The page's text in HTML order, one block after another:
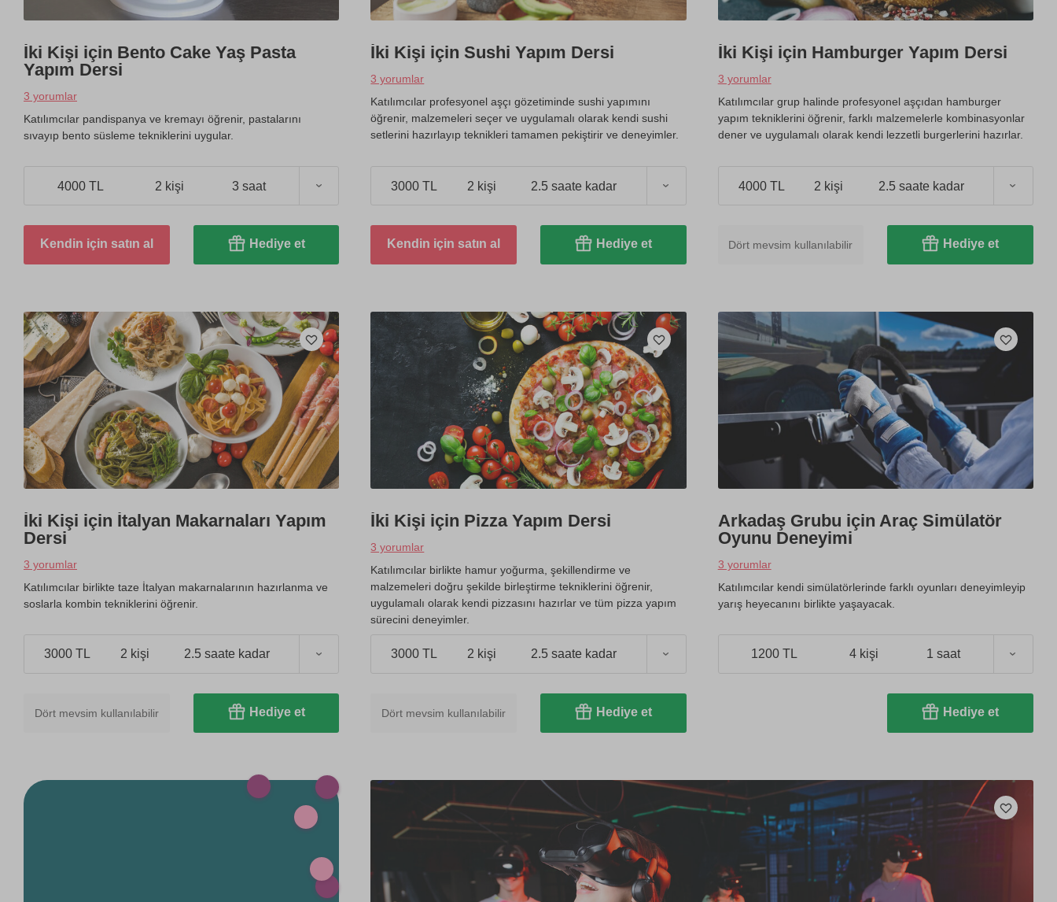
İki Kişi için Bento Cake Yaş Pasta
Yapım Dersi
3 yorumlar
Katılımcılar pandispanya ve kremayı öğrenir, pastalarını
sıvayıp bento süsleme tekniklerini uygular.
4000 TL 2 kişi 3 saat
Kendin için satın al Hediye et
İki Kişi için Sushi Yapım Dersi
3 yorumlar
Katılımcılar profesyonel aşçı gözetiminde sushi yapımını
öğrenir, malzemeleri seçer ve uygulamalı olarak kendi sushi
setlerini hazırlayıp teknikleri tamamen pekiştirir ve deneyimler.
3000 TL 2 kişi 2.5 saate kadar
Kendin için satın al Hediye et
İki Kişi için Hamburger Yapım Dersi
3 yorumlar
Katılımcılar grup halinde profesyonel aşçıdan hamburger
yapım tekniklerini öğrenir, farklı malzemelerle kombinasyonlar
dener ve uygulamalı olarak kendi lezzetli burgerlerini hazırlar.
4000 TL 2 kişi 2.5 saate kadar
Dört mevsim kullanılabilir Hediye et
İki Kişi için İtalyan Makarnaları Yapım
Dersi
3 yorumlar
Katılımcılar birlikte taze İtalyan makarnalarının hazırlanma ve
soslarla kombin tekniklerini öğrenir.
3000 TL 2 kişi 2.5 saate kadar
Dört mevsim kullanılabilir Hediye et
İki Kişi için Pizza Yapım Dersi
3 yorumlar
Katılımcılar birlikte hamur yoğurma, şekillendirme ve
malzemeleri doğru şekilde birleştirme tekniklerini öğrenir,
uygulamalı olarak kendi pizzasını hazırlar ve tüm pizza yapım
sürecini deneyimler.
3000 TL 2 kişi 2.5 saate kadar
Dört mevsim kullanılabilir Hediye et
Arkadaş Grubu için Araç Simülatör
Oyunu Deneyimi
3 yorumlar
Katılımcılar kendi simülatörlerinde farklı oyunları deneyimleyip
yarış heyecanını birlikte yaşayacak.
1200 TL 4 kişi 1 saat
Hediye et